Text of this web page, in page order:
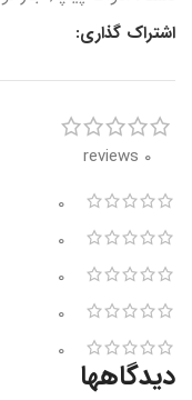
اشتراک گذاری:
0 reviews
0
0
0
0
0
دیدگاهها